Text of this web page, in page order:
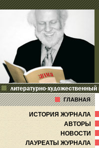
литературно-
ГЛАВНАЯ
ИСТОРИЯ ЖУРНАЛА
АВТОРЫ
НОВОСТИ
ЛАУРЕАТЫ ЖУРНАЛА